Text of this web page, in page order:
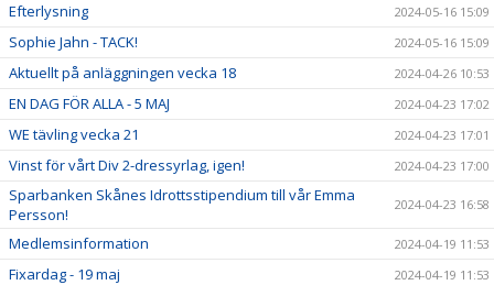
Efterlysning 2024-05-16 15:09
Sophie Jahn - TACK! 2024-05-16 15:09
Aktuellt på anläggningen vecka 18 2024-04-26 10:53
EN DAG FÖR ALLA - 5 MAJ 2024-04-23 17:02
WE tävling vecka 21 2024-04-23 17:01
Vinst för vårt Div 2-dressyrlag, igen! 2024-04-23 17:00
Sparbanken Skånes Idrottsstipendium till vår Emma
Persson!
2024-04-23 16:58
Medlemsinformation 2024-04-19 11:53
Fixardag - 19 maj 2024-04-19 11:53